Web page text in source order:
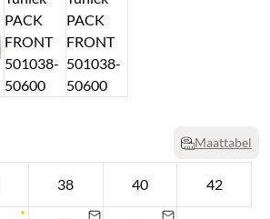
Maattabel
38 40 42